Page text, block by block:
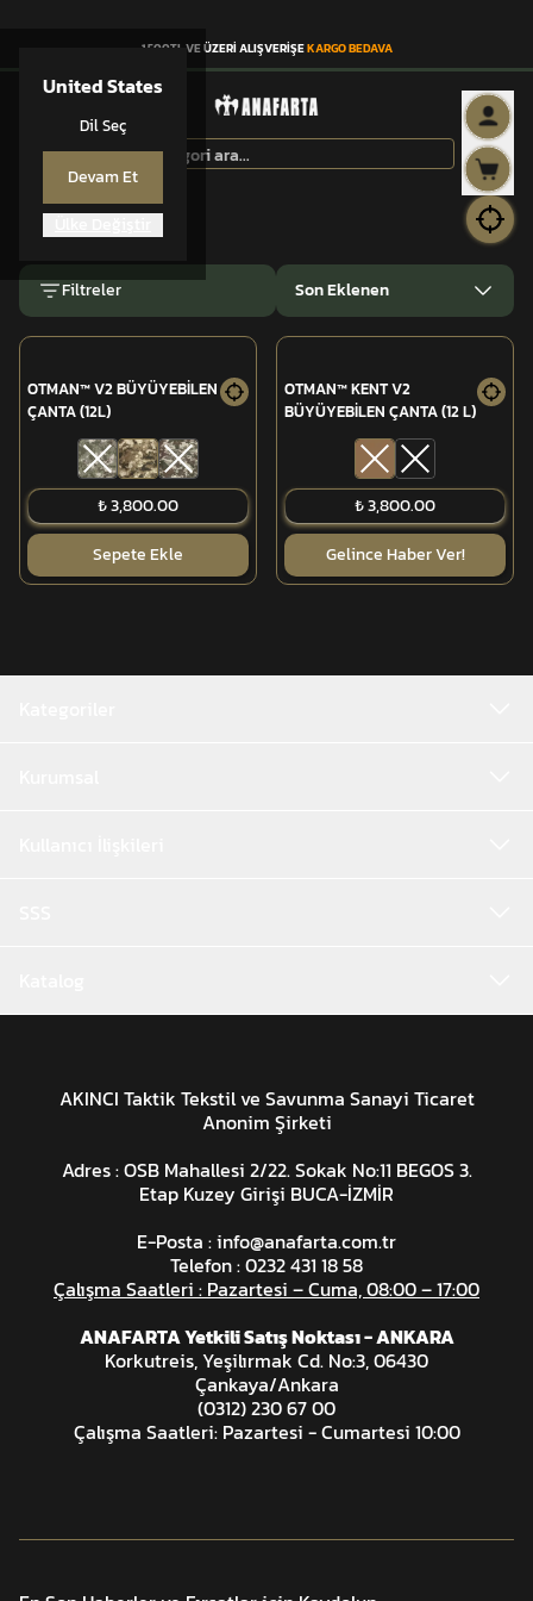
United States
Dil Seç
Devam Et
1.500TL VE ÜZERİ ALIŞVERİŞEKARGO BEDAVA
OTMAN™
Filtreler Son Eklenen
OTMAN™ V2 BÜYÜYEBİLEN
ÇANTA (12L)
₺ 3,800.00
Sepete Ekle
OTMAN™ KENT V2
BÜYÜYEBİLEN ÇANTA (12 L)
₺ 3,800.00
Gelince Haber Ver!
AKINCI Taktik Tekstil ve Savunma Sanayi Ticaret
Anonim Şirketi
Adres : OSB Mahallesi 2/22. Sokak No:11 BEGOS 3.
Etap Kuzey Girişi BUCA-İZMİR
E-Posta :info@anafarta.com.tr
Telefon : 0232 431 18 58
Çalışma Saatleri : Pazartesi – Cuma, 08:00 – 17:00
ANAFARTA Yetkili Satış Noktası - ANKARA
Korkutreis, Yeşilırmak Cd. No:3, 06430
Çankaya/Ankara
(0312) 230 67 00
Çalışma Saatleri: Pazartesi - Cumartesi 10:00